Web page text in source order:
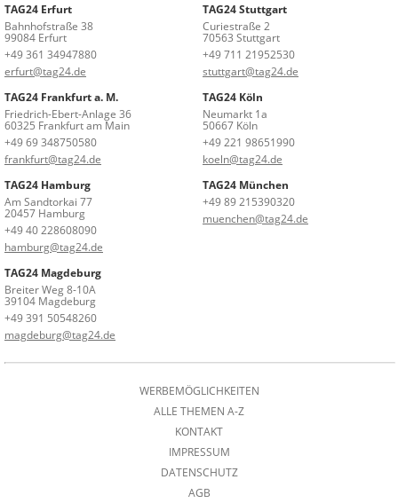
TAG24 Erfurt
Bahnhofstraße 38
99084 Erfurt
+49 361 34947880
erfurt@tag24.de
TAG24 Stuttgart
Curiestraße 2
70563 Stuttgart
+49 711 21952530
stuttgart@tag24.de
TAG24 Frankfurt a. M.
Friedrich-Ebert-Anlage 36
60325 Frankfurt am Main
+49 69 348750580
frankfurt@tag24.de
TAG24 Köln
Neumarkt 1a
50667 Köln
+49 221 98651990
koeln@tag24.de
TAG24 Hamburg
Am Sandtorkai 77
20457 Hamburg
+49 40 228608090
hamburg@tag24.de
TAG24 München
+49 89 215390320
muenchen@tag24.de
TAG24 Magdeburg
Breiter Weg 8-10A
39104 Magdeburg
+49 391 50548260
magdeburg@tag24.de
WERBEMÖGLICHKEITEN
ALLE THEMEN A-Z
KONTAKT
IMPRESSUM
DATENSCHUTZ
AGB